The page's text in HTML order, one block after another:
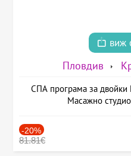
виж
Пловдив
СПА програма за двойки
Масажно
-20%
81.81€